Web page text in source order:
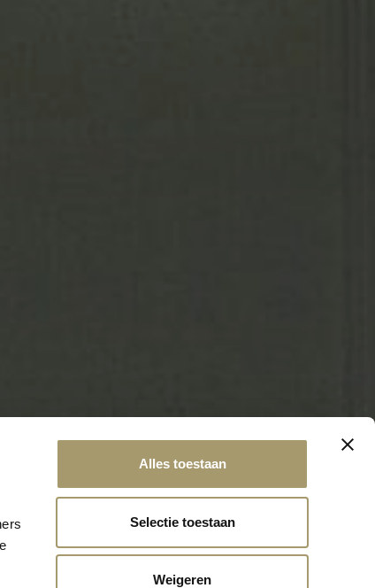
Alles toestaan
Selectie toestaan
Weigeren